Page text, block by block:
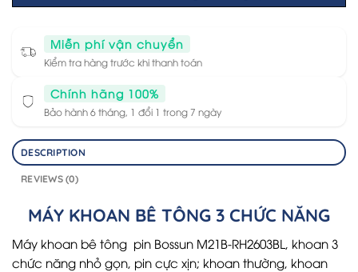
Miễn phí vận chuyển
Kiểm tra hàng trước khi thanh toán
Chính hãng 100%
Bảo hành 6 tháng, 1 đổi 1 trong 7 ngày
DESCRIPTION
REVIEWS (0)
MÁY KHOAN BÊ TÔNG 3 CHỨC NĂNG
Máy khoan bê tông pin Bossun M21B-RH2603BL
, khoan 3
chức năng nhỏ gọn, pin cực xịn; khoan thường, khoan